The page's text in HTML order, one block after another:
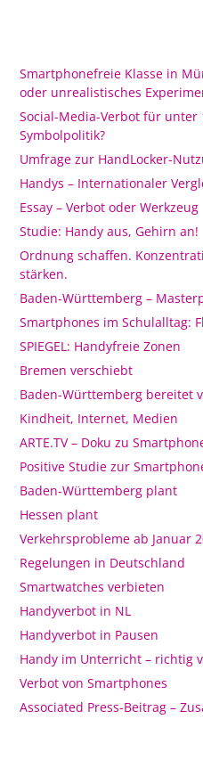
Smartphonefreie Klasse in
oder unrealistisches
Social-Media-Verbot für unter
Symbolpolitik?
Umfrage zur HandLocker-
Handys – Internationaler
Essay – Verbot oder Werkzeug
Studie: Handy aus, Gehirn an!
Ordnung schaffen.
stärken.
Baden-Württemberg –
Smartphones im Schulalltag:
SPIEGEL: Handyfreie Zonen
Bremen verschiebt
Baden-Württemberg bereitet
Kindheit, Internet, Medien
ARTE.TV – Doku zu
Positive Studie zur
Baden-Württemberg plant
Hessen plant
Verkehrsprobleme ab Januar
Regelungen in Deutschland
Smartwatches verbieten
Handyverbot in NL
Handyverbot in Pausen
Handy im Unterricht – richtig
Verbot von Smartphones
Associated Press-Beitrag –